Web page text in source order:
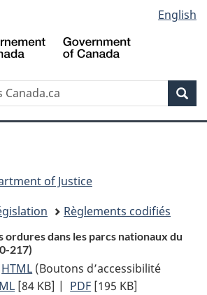
au
contenu
propos
de
la
HTML
simplifiée
English
of Justice
Règlements codifiés
ordures dans les parcs nationaux du
217)
HTML Texte
complet
(Boutons d’accessibilité
Texte
[84 KB] | PDF Texte
[195 KB]